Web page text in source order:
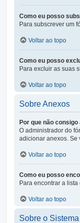
Como eu posso
Para subscrever um
Voltar ao topo
Como eu posso
Para excluir as suas
Voltar ao topo
Sobre Anexos
Por que não
O administrador do
adicionar anexos. Se
Voltar ao topo
Como eu posso
Para encontrar a
Voltar ao topo
Sobre o